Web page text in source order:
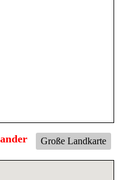
Große Landkarte